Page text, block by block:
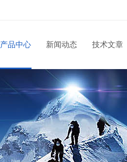
产品中心 新闻动态 技术文章